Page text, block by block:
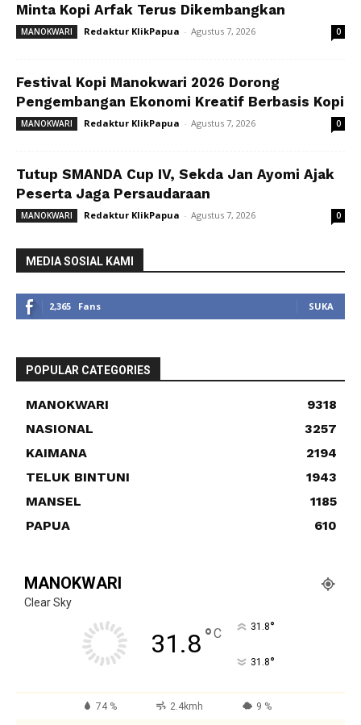
Minta Kopi Arfak Terus Dikembangkan
MANOKWARI Redaktur KlikPapua - Agustus 7, 2026 0
Festival Kopi Manokwari 2026 Dorong
Pengembangan Ekonomi Kreatif Berbasis Kopi
MANOKWARI Redaktur KlikPapua - Agustus 7, 2026 0
Tutup SMANDA Cup IV, Sekda Jan Ayomi Ajak
Peserta Jaga Persaudaraan
MANOKWARI Redaktur KlikPapua - Agustus 7, 2026 0
MEDIA SOSIAL KAMI
2,365 Fans SUKA
POPULAR CATEGORIES
MANOKWARI
9318
NASIONAL
3257
KAIMANA
2194
TELUK BINTUNI
1943
MANSEL
1185
PAPUA
610
MANOKWARI
Clear Sky
31.8°C 31.8°
31.8°
74 % 2.4kmh 9 %